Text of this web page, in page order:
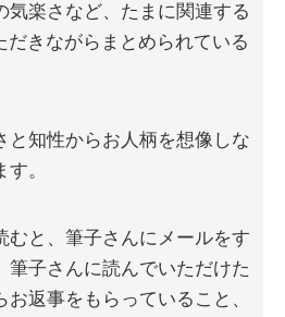
気楽さなど、たまに関連する
だきながらまとめられている
と知性からお人柄を想像しな
。
むと、筆子さんにメールをす
筆子さんに読んでいただけた
返事をもらっていること、